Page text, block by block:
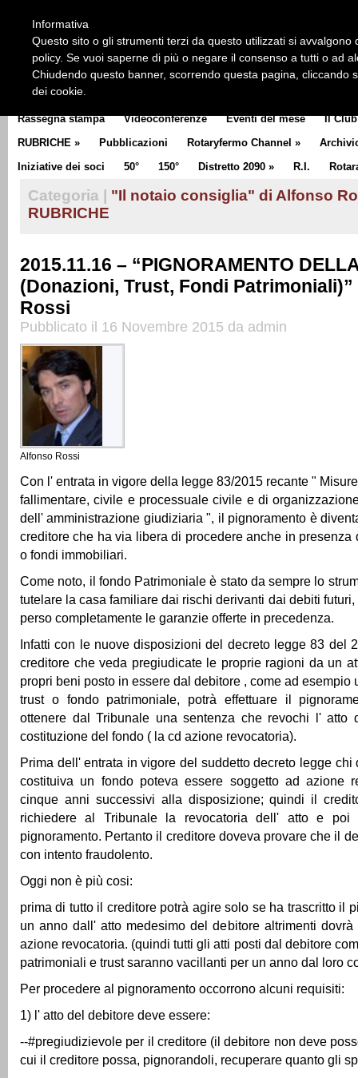
CLUB COMMUNICATOR
Rassegna stampa Videoconferenze Eventi del mese Il Club
RUBRICHE » Pubblicazioni Rotaryfermo Channel »
Iniziative dei soci
50° 150° Distretto 2090 » R.I.
Categoria |
"Il notaio consiglia" di Alfonso
RUBRICHE
2015.11.16 – “PIGNORAMENTO
(Donazioni, Trust, Fondi
Rossi
Pubblicato il 16 Novembre 2015 da admin
Alfonso Rossi
Con l' entrata in vigore della legge 83/2015 recante "
fallimentare, civile e processuale civile e di
dell' amministrazione giudiziaria ", il pignoramento è
creditore che ha via libera di procedere anche in presenza
o fondi immobiliari.
Come noto, il fondo Patrimoniale è stato da sempre lo
tutelare la casa familiare dai rischi derivanti dai debiti
perso completamente le garanzie offerte in precedenza.
Infatti con le nuove disposizioni del decreto legge 83 del
creditore che veda pregiudicate le proprie ragioni da un
propri beni posto in essere dal debitore , come ad esempio
trust o fondo patrimoniale, potrà effettuare il
ottenere dal Tribunale una sentenza che revochi l' atto
costituzione del fondo ( la cd azione revocatoria).
Prima dell' entrata in vigore del suddetto decreto legge chi
costituiva un fondo poteva essere soggetto ad azione
cinque anni successivi alla disposizione; quindi il
richiedere al Tribunale la revocatoria dell' atto e poi
pignoramento. Pertanto il creditore doveva provare che il
con intento fraudolento.
Oggi non è più cosi:
prima di tutto il creditore potrà agire solo se ha trascritto il
un anno dall' atto medesimo del debitore altrimenti
azione revocatoria. (quindi tutti gli atti posti dal debitore
patrimoniali e trust saranno vacillanti per un anno dal loro
Per procedere al pignoramento occorrono alcuni requisiti:
1) l' atto del debitore deve essere:
--#pregiudizievole per il creditore (il debitore non deve
cui il creditore possa, pignorandoli, recuperare quanto gli
Informativa
Questo sito o gli strumenti terzi da questo utilizzati si
policy. Se vuoi saperne di più o negare il consenso a tutti o ad
Chiudendo questo banner, scorrendo questa pagina, cliccando
dei cookie.